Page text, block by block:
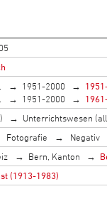
1951-2000
1951-2000
Unterrichtswesen
Fotografie Negativ
Bern, Kanton
(1913-1983)